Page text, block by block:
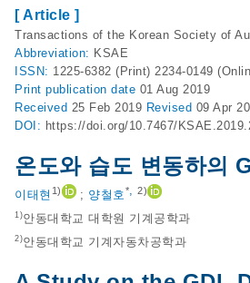
[ Article ]
Transactions of the Korean Society of
Abbreviation: KSAE
ISSN: 1225-6382 (Print) 2234-0149
Print publication date 01 Aug 2019
Received 25 Feb 2019 Revised 09 Apr
DOI: https://doi.org/10.7467/
온도와 습도 변동하의
이태현 1) ; 양철호*, 2)
1)안동대학교 대학원 기계공학과
2)안동대학교 기계자동차공학과